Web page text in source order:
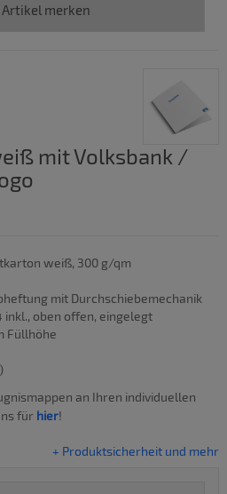
Artikel merken
mit Volksbank /
weiß, 300 g/qm
mit Durchschiebemechanik
inkl., oben offen, eingelegt
Füllhöhe
an Ihren individuellen
für hier!
+ Produktsicherheit und mehr